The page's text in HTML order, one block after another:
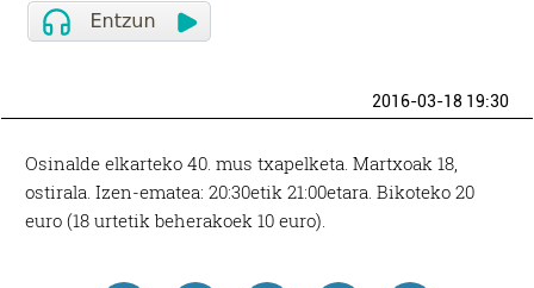
2016-03-18 19:30
Osinalde elkarteko 40. mus txapelketa. Martxoak 18,
ostirala. Izen-ematea: 20:30etik 21:00etara. Bikoteko 20
euro (18 urtetik beherakoek 10 euro).